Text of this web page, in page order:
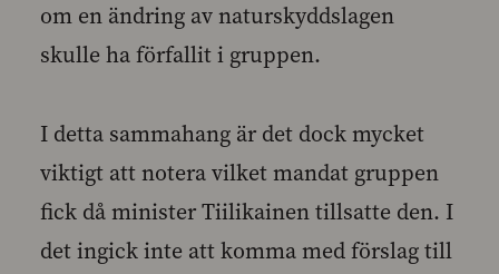
om en ändring av naturskyddslagen
skulle ha förfallit i gruppen.
I detta sammahang är det dock mycket
viktigt att notera vilket mandat gruppen
fick då minister Tiilikainen tillsatte den. I
det ingick inte att komma med förslag till